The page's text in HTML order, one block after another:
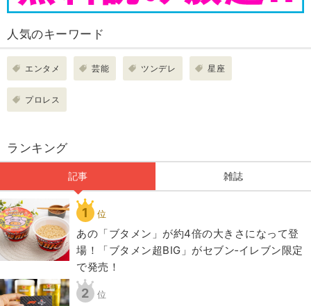
人気のキーワード
エンタメ 芸能 ツンデレ 星座
プロレス
ランキング
記事 雑誌
1 位
あの「ブタメン」が約4倍の大きさになって登
場！「ブタメン超BIG」がセブン‐イレブン限定
で発売！
2 位